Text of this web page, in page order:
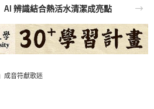
辨識結合熱活水清潔成亮點
成音符獻歌迷